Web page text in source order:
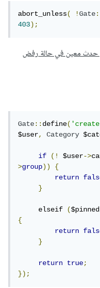
abort_unless( !Gate
403);
حدث معين في حالة رفض
Gate::define(
$user, Category
if (! $user->
>group))
{
return
}
     elseif
(
{
return
}
return true;
});